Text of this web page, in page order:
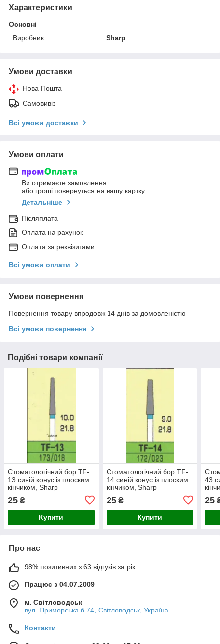
Характеристики
Основні
Виробник
Sharp
Умови доставки
Нова Пошта
Самовивіз
Всі умови доставки
Умови оплати
Ви отримаєте замовлення
або гроші повернуться на вашу картку
Детальніше
Післяплата
Оплата на рахунок
Оплата за реквізитами
Всі умови оплати
Умови повернення
Повернення товару впродовж 14 днів за домовленістю
Всі умови повернення
Подібні товари компанії
Стоматологічний бор TF-
13 синій конус із плоским
кінчиком, Sharp
25 ₴
Купити
Стоматологічний бор TF-
14 синій конус із плоским
кінчиком, Sharp
25₴
Купити
43
25
Про нас
98% позитивних з 63 відгуків за рік
Працює з 04.07.2009
м. Світловодськ
вул. Приморська б.74, Світловодськ, Україна
Контакти